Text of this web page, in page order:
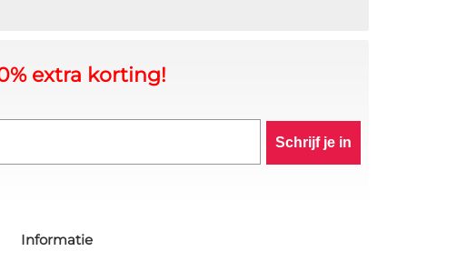
extra korting!
Schrijf je in
Informatie